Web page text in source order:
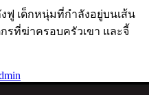
ฟู เด็กหนุ่มที่กำลังอยู่บนเส้น
รที่ฆ่าครอบครัวเขา และจี้